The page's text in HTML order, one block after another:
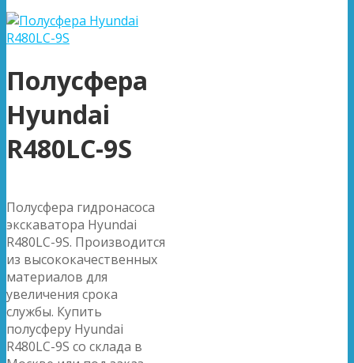
Полусфера
Hyundai
R480LC-9S
Полусфера гидронасоса
экскаватора Hyundai
R480LC-9S. Производится
из высококачественных
материалов для
увеличения срока
службы. Купить
полусферу Hyundai
R480LC-9S со склада в